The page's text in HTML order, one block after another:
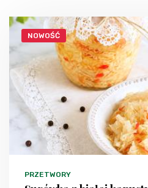
NOWOŚĆ
PRZETWORY